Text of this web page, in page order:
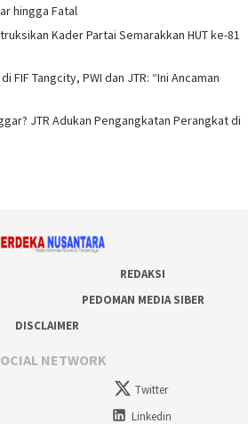
hingga Fatal
Kader Partai Semarakkan HUT ke-81
FIF Tangcity, PWI dan JTR: “Ini Ancaman
JTR Adukan Pengangkatan Perangkat di
REDAKSI
PEDOMAN MEDIA SIBER
DISCLAIMER
NETWORK
Twitter
Linkedin